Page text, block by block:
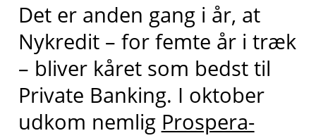
Det er anden gang i år, at
Nykredit – for femte år i træk
– bliver kåret som bedst til
Private Banking. I oktober
udkom nemlig Prospera-